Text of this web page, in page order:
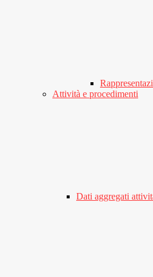
Attività e procedimenti
Dati aggregati